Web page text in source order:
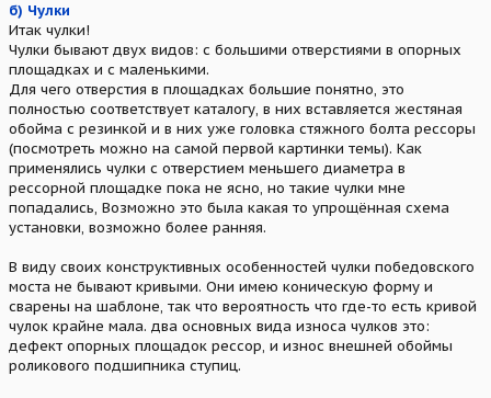
б) Чулки
Итак чулки!
Чулки бывают двух видов: с большими отверстиями в опорных
площадках и с маленькими.
Для чего отверстия в площадках большие понятно, это
полностью соответствует каталогу, в них вставляется жестяная
обойма с резинкой и в них уже головка стяжного болта рессоры
(посмотреть можно на самой первой картинки темы). Как
применялись чулки с отверстием меньшего диаметра в
рессорной площадке пока не ясно, но такие чулки мне
попадались, Возможно это была какая то упрощённая схема
установки, возможно более ранняя.
В виду своих конструктивных особенностей чулки победовского
моста не бывают кривыми. Они имею коническую форму и
сварены на шаблоне, так что вероятность что где-то есть кривой
чулок крайне мала. два основных вида износа чулков это:
дефект опорных площадок рессор, и износ внешней обоймы
роликового подшипника ступиц.